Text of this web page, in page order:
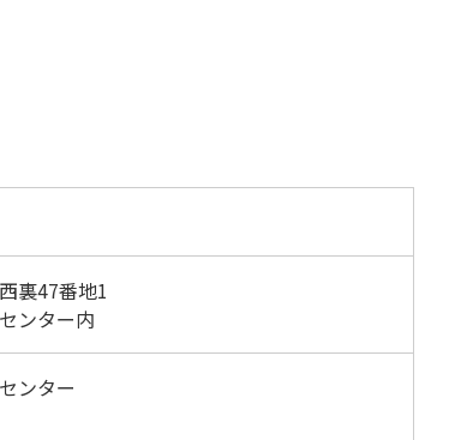
裏47番地1
ンター内
ンター